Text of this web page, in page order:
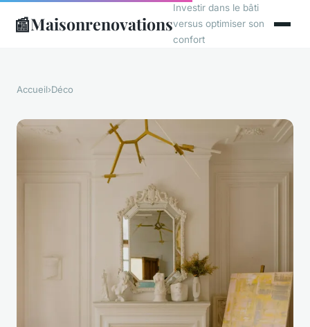
📰Maisonrenovations
Investir dans le bâti
versus optimiser son
confort
Accueil›Déco